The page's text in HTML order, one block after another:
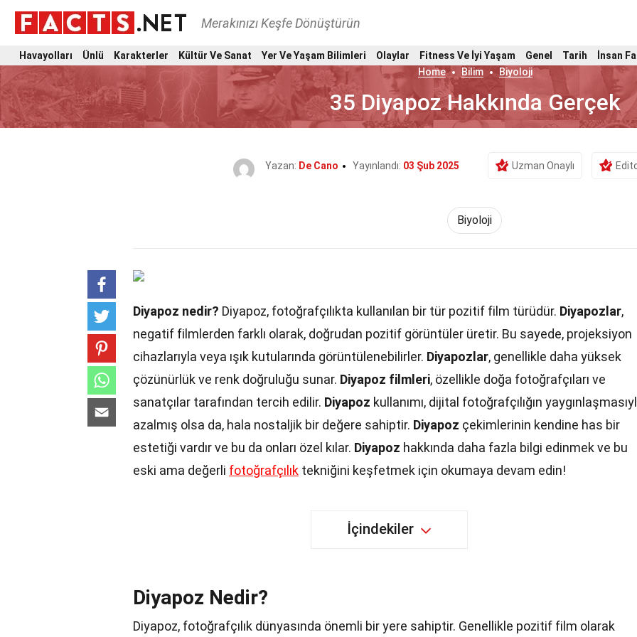
Merakınızı Keşfe Dönüştürün
Havayolları Ünlü Karakterler Kültür Ve Sanat Yer Ve Yaşam Bilimleri Olaylar Fitness Ve İyi Yaşam Genel Tarih
İnsan
Home
Bilim Biyoloji
35 Diyapoz Hakkında Gerçek
Yazan: De Cano Yayınlandı: 03 Şub 2025 Uzman Onaylı
Biyoloji
Diyapoz nedir? Diyapoz, fotoğrafçılıkta kullanılan bir tür pozitif film türüdür. Diyapozlar,
negatif filmlerden farklı olarak, doğrudan pozitif görüntüler üretir. Bu sayede, projeksiyon
cihazlarıyla veya ışık kutularında görüntülenebilirler. Diyapozlar, genellikle daha yüksek
çözünürlük ve renk doğruluğu sunar. Diyapoz filmleri, özellikle doğa fotoğrafçıları ve
sanatçılar tarafından tercih edilir. Diyapoz kullanımı, dijital fotoğrafçılığın
azalmış olsa da, hala nostaljik bir değere sahiptir. Diyapoz çekimlerinin kendine has bir
estetiği vardır ve bu da onları özel kılar. Diyapoz hakkında daha fazla bilgi edinmek ve bu
eski ama değerli fotoğrafçılık tekniğini keşfetmek için okumaya devam edin!
İçindekiler
Diyapoz Nedir?
Diyapoz, fotoğrafçılık dünyasında önemli bir yere sahiptir. Genellikle pozitif film olarak